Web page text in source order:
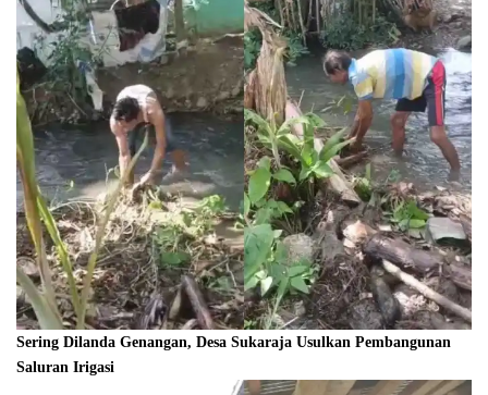
Sering Dilanda Genangan, Desa Sukaraja Usulkan Pembangunan
Saluran Irigasi